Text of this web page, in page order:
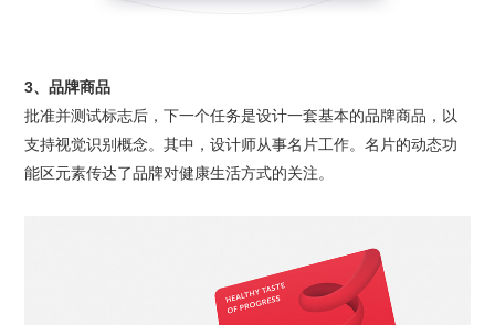
3、品牌商品
批准并测试标志后，下一个任务是设计一套基本的品牌商品，以
支持视觉识别概念。其中，设计师从事名片工作。名片的动态功
能区元素传达了品牌对健康生活方式的关注。